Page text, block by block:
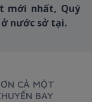
mới nhất, Quý
nước sở tại.
CẢ MỘT
BAY